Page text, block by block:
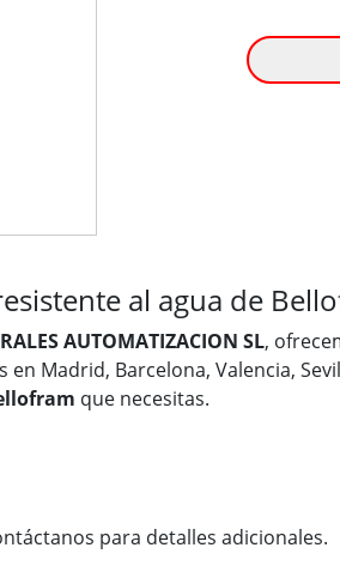
al agua de
AUTOMATIZACION SL,
en Madrid, Barcelona, Valencia,
que necesitas.
para detalles adicionales.